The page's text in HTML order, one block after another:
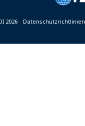
2026 Datenschutzrichtlinien